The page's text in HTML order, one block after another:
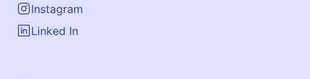
Instagram
Linked In